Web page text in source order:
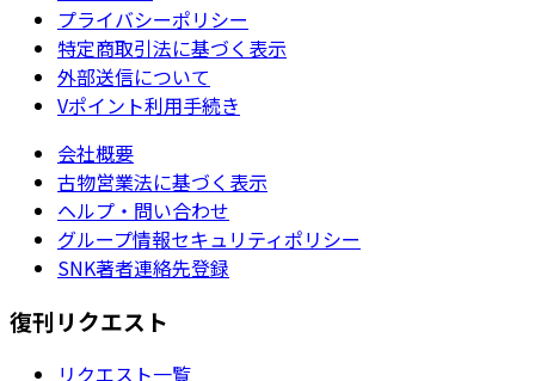
プライバシーポリシー
特定商取引法に基づく表示
外部送信について
Vポイント利用手続き
会社概要
古物営業法に基づく表示
ヘルプ・問い合わせ
グループ情報セキュリティポリシー
SNK著者連絡先登録
復刊リクエスト
リクエスト一覧